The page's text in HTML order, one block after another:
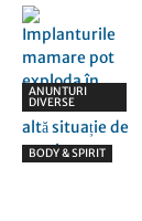
BODY & SPIRIT
ANUNTURI
DIVERSE